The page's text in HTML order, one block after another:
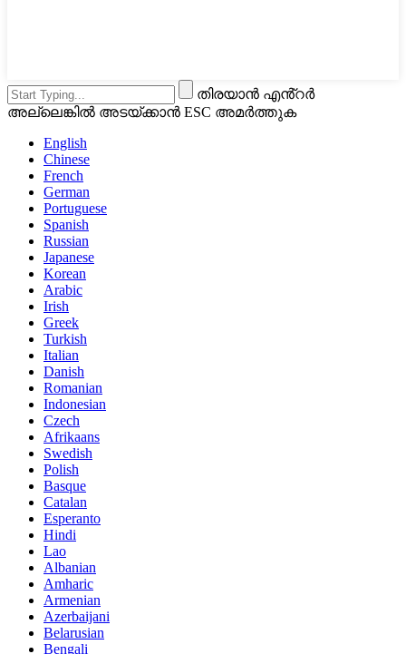
തിരയാൻ എൻ്റർ
അല്ലെങ്കിൽ അടയ്ക്കാൻ ESC അമർത്തുക
English
Chinese
French
German
Portuguese
Spanish
Russian
Japanese
Korean
Arabic
Irish
Greek
Turkish
Italian
Danish
Romanian
Indonesian
Czech
Afrikaans
Swedish
Polish
Basque
Catalan
Esperanto
Hindi
Lao
Albanian
Amharic
Armenian
Azerbaijani
Belarusian
Bengali